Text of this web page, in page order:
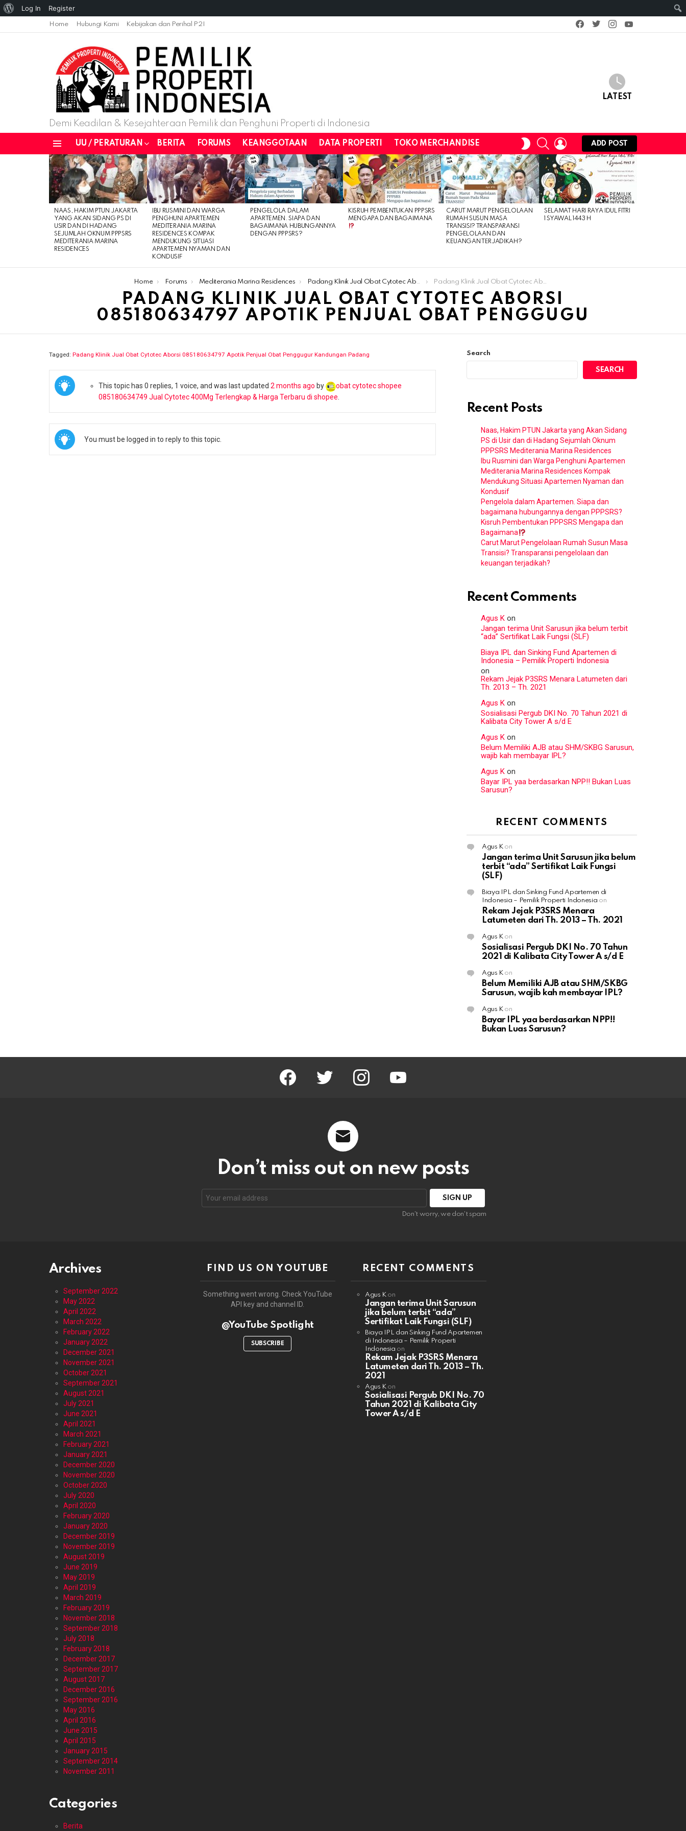
Home Hubungi Kami Kebijakan dan Perihal P2I
facebooktwitterinstagram
Demi Keadilan & Kesejahteraan Pemilik dan Penghuni Properti di Indonesia
LATEST
UU / PERATURAN BERITA FORUMS KEANGGOTAAN DATA PROPERTI TOKO MERCHANDISE
SWITCH
SKIN
SEARCHLOGIN
ADD POST
LATEST
STORIES
NAAS, HAKIM PTUN JAKARTA
YANG AKAN SIDANG PS DI
USIR DAN DI HADANG
SEJUMLAH OKNUM PPPSRS
MEDITERANIA MARINA
RESIDENCES
IBU RUSMINI DAN WARGA
PENGHUNI APARTEMEN
MEDITERANIA MARINA
RESIDENCES KOMPAK
MENDUKUNG SITUASI
APARTEMEN NYAMAN DAN
KONDUSIF
PENGELOLA DALAM
APARTEMEN. SIAPA DAN
BAGAIMANA HUBUNGANNYA
DENGAN PPPSRS?
KISRUH PEMBENTUKAN PPPSRS
MENGAPA DAN BAGAIMANA
CARUT MARUT PENGELOLAAN
RUMAH SUSUN MASA
TRANSISI? TRANSPARANSI
PENGELOLAAN DAN
KEUANGAN TERJADIKAH?
SELAMAT HARI RAYA IDUL FITRI
1 SYAWAL 1443 H
Home Forums Mediterania Marina Residences Padang Klinik Jual Obat Cytotec Aborsi 085180634797 Apotik Penjual Obat Penggugur Kandungan Padang Padang Klinik Jual Obat Cytotec Aborsi 085180634797 Apotik Penjual Obat Penggugu
PADANG KLINIK JUAL OBAT CYTOTEC ABORSI
085180634797 APOTIK PENJUAL OBAT PENGGUGU
Tagged: Padang Klinik Jual Obat Cytotec Aborsi 085180634797 Apotik Penjual Obat Penggugur Kandungan Padang
This topic has 0 replies, 1 voice, and was last updated 2 months ago by
obat cytotec shopee
085180634749 Jual Cytotec 400Mg Terlengkap & Harga Terbaru di shopee
You must be logged in to reply to this topic.
Search
SEARCH
Recent Posts
Naas, Hakim PTUN Jakarta yang Akan Sidang
PS di Usir dan di Hadang Sejumlah Oknum
PPPSRS Mediterania Marina Residences
Ibu Rusmini dan Warga Penghuni Apartemen
Mediterania Marina Residences Kompak
Mendukung Situasi Apartemen Nyaman dan
Kondusif
Pengelola dalam Apartemen. Siapa dan
bagaimana hubungannya dengan PPPSRS?
Kisruh Pembentukan PPPSRS Mengapa dan
Bagaimana
Carut Marut Pengelolaan Rumah Susun Masa
Transisi? Transparansi pengelolaan dan
keuangan terjadikah?
Recent Comments
Agus K on
Jangan terima Unit Sarusun jika belum terbit
“ada” Sertifikat Laik Fungsi (SLF)
Biaya IPL dan Sinking Fund Apartemen di
Indonesia – Pemilik Properti Indonesia
on
Rekam Jejak P3SRS Menara Latumeten dari
Th. 2013 – Th. 2021
Agus K on
Sosialisasi Pergub DKI No. 70 Tahun 2021 di
Kalibata City Tower A s/d E
Agus K on
Belum Memiliki AJB atau SHM/SKBG Sarusun,
wajib kah membayar IPL?
Agus K on
Bayar IPL yaa berdasarkan NPP!! Bukan Luas
Sarusun?
RECENT COMMENTS
Agus Kon
Jangan terima Unit Sarusun jika belum
terbit “ada” Sertifikat Laik Fungsi
(SLF)
Biaya IPL dan Sinking Fund Apartemen di
Indonesia – Pemilik Properti Indonesia on
Rekam Jejak P3SRS Menara
Latumeten dari Th. 2013 – Th. 2021
Agus Kon
Sosialisasi Pergub DKI No. 70 Tahun
2021 di Kalibata City Tower A s/d E
Agus Kon
Belum Memiliki AJB atau SHM/SKBG
Sarusun, wajib kah membayar IPL?
Agus Kon
Bayar IPL yaa berdasarkan NPP!!
Bukan Luas Sarusun?
facebook twitter instagram youtube
Don’t miss out on new posts
address:
Don't worry, we don't spam
Archives
September 2022
May 2022
April 2022
March 2022
February 2022
January 2022
December 2021
November 2021
October 2021
September 2021
August 2021
July 2021
June 2021
April 2021
March 2021
February 2021
January 2021
December 2020
November 2020
October 2020
July 2020
April 2020
February 2020
January 2020
December 2019
November 2019
August 2019
June 2019
May 2019
April 2019
March 2019
February 2019
November 2018
September 2018
July 2018
February 2018
December 2017
September 2017
August 2017
December 2016
September 2016
May 2016
April 2016
June 2015
April 2015
January 2015
September 2014
November 2011
Categories
Berita
FIND US ON YOUTUBE
Something went wrong. Check YouTube
API key and channel ID.
@YouTube Spotlight
SUBSCRIBE
RECENT COMMENTS
Agus Kon
Jangan terima Unit Sarusun
jika belum terbit “ada”
Sertifikat Laik Fungsi (SLF)
Biaya IPL dan Sinking Fund Apartemen
di Indonesia – Pemilik Properti
Indonesia on
Rekam Jejak P3SRS Menara
Latumeten dari Th. 2013 – Th.
2021
Agus Kon
Sosialisasi Pergub DKI No. 70
Tahun 2021 di Kalibata City
Tower A s/d E
About
Log In Register